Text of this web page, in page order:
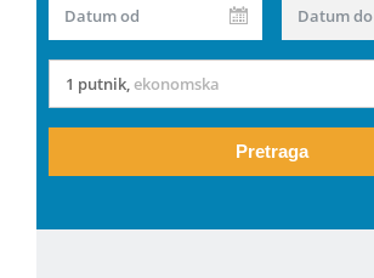
Datum od Datum do
1 putnik,ekonomska
Pretraga